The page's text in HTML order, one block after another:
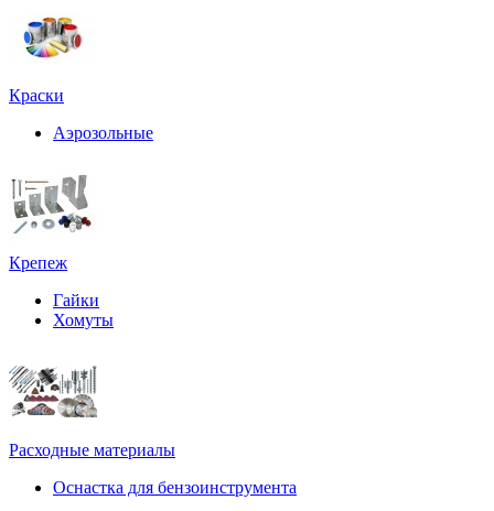
Краски
Аэрозольные
Крепеж
Гайки
Хомуты
Расходные материалы
Оснастка для бензоинструмента